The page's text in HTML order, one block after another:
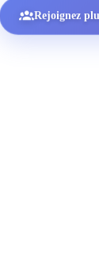
Rejoignez